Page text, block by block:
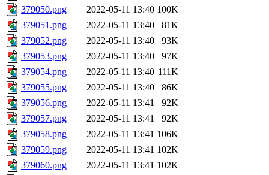
379050.png
2022-05-11 13:40 100K
379051.png
2022-05-11 13:40
81K
379052.png
2022-05-11 13:40
93K
379053.png
2022-05-11 13:40
97K
379054.png
2022-05-11 13:40 111K
379055.png
2022-05-11 13:40
86K
379056.png
2022-05-11 13:41
92K
379057.png
2022-05-11 13:41
92K
379058.png
2022-05-11 13:41 106K
379059.png
2022-05-11 13:41 102K
379060.png
2022-05-11 13:41 102K